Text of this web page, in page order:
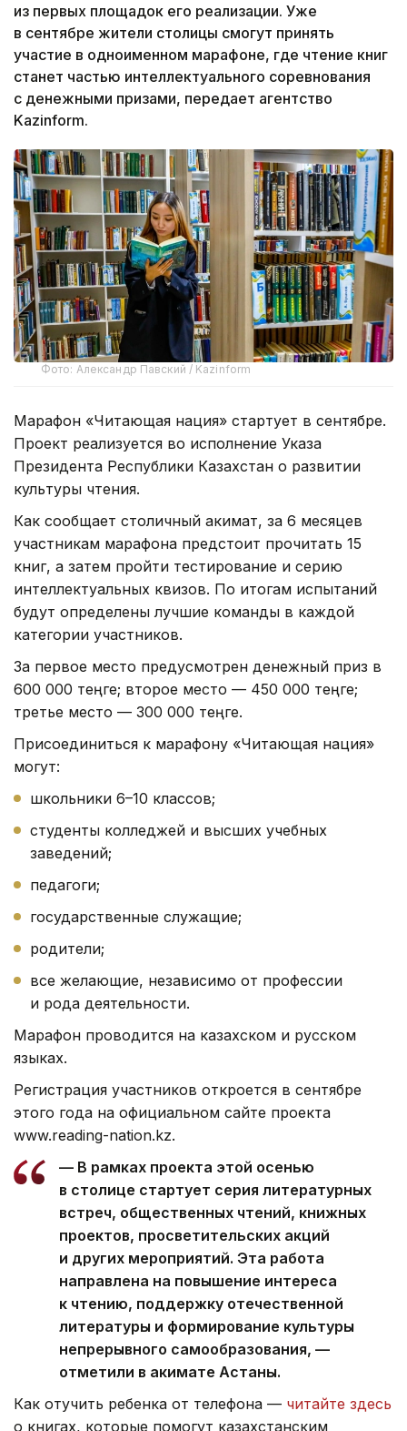
из первых площадок его реализации. Уже
в сентябре жители столицы смогут принять
участие в одноименном марафоне, где чтение книг
станет частью интеллектуального соревнования
с денежными призами, передает агентство
Kazinform.
Фото: Александр Павский / Kazinform
Марафон «Читающая нация» стартует в сентябре.
Проект реализуется во исполнение Указа
Президента Республики Казахстан о развитии
культуры чтения.
Как сообщает столичный акимат, за 6 месяцев
участникам марафона предстоит прочитать 15
книг, а затем пройти тестирование и серию
интеллектуальных квизов. По итогам испытаний
будут определены лучшие команды в каждой
категории участников.
За первое место предусмотрен денежный приз в
600 000 теңге; второе место — 450 000 теңге;
третье место — 300 000 теңге.
Присоединиться к марафону «Читающая нация»
могут:
школьники 6–10 классов;
студенты колледжей и высших учебных
заведений;
педагоги;
государственные служащие;
родители;
все желающие, независимо от профессии
и рода деятельности.
Марафон проводится на казахском и русском
языках.
Регистрация участников откроется в сентябре
этого года на официальном сайте проекта
www.reading-nation.kz.
— В рамках проекта этой осенью
в столице стартует серия литературных
встреч, общественных чтений, книжных
проектов, просветительских акций
и других мероприятий. Эта работа
направлена на повышение интереса
к чтению, поддержку отечественной
литературы и формирование культуры
непрерывного самообразования, —
отметили в акимате Астаны.
Как отучить ребенка от телефона — читайте здесь
о книгах, которые помогут казахстанским